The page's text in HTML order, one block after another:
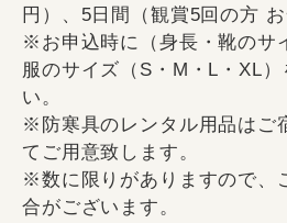
円）、5日間（観賞5回の方
※お申込時に（身長・靴のサ
服のサイズ（S・M・L・XL）
い。
※防寒具のレンタル用品はご
てご用意致します。
※数に限りがありますので、
合がございます。